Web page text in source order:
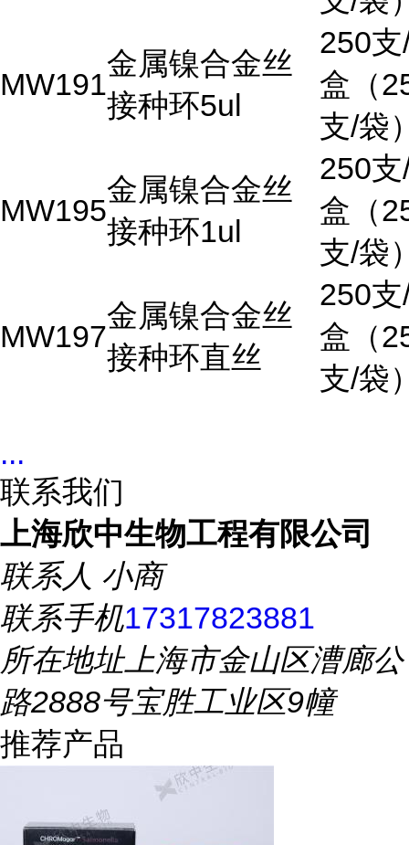
MW191
金属镍合金丝
接种环5ul
250支
盒（
支/袋
MW195
金属镍合金丝
接种环1ul
250支
盒（
支/袋
MW197
金属镍合金丝
接种环直丝
250支
盒（
支/袋
...
联系我们
上海欣中生物工程有限公司
联系人 小商
联系手机17317823881
所在地址上海市金山区漕廊公
路2888号宝胜工业区9幢
推荐产品